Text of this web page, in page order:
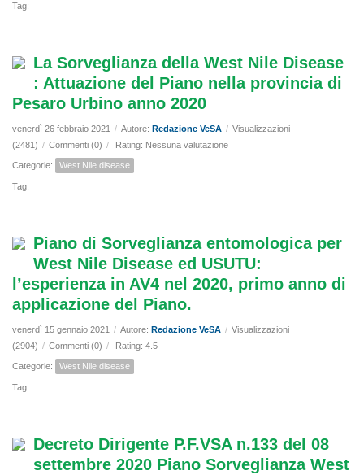
Tag:
La Sorveglianza della West Nile Disease
: Attuazione del Piano nella provincia di
Pesaro Urbino anno 2020
venerdì 26 febbraio 2021 / Autore: Redazione VeSA / Visualizzazioni
(2481) / Commenti (0) / Rating: Nessuna valutazione
Categorie: West Nile disease
Tag:
Piano di Sorveglianza entomologica per
West Nile Disease ed USUTU:
l’esperienza in AV4 nel 2020, primo anno di
applicazione del Piano.
venerdì 15 gennaio 2021 / Autore: Redazione VeSA / Visualizzazioni
(2904) / Commenti (0) / Rating: 4.5
Categorie: West Nile disease
Tag:
Decreto Dirigente P.F.VSA n.133 del 08
settembre 2020 Piano Sorveglianza West